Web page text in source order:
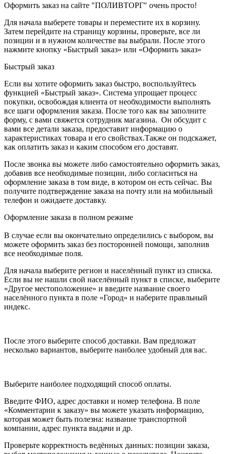
Оформить заказ на сайте "ПОЛИВТОРГ" очень просто!
Для начала выберете товары и переместите их в корзину.
Затем перейдите на страницу корзины, проверьте, все ли
позиции и в нужном количестве вы выбрали. После этого
нажмите кнопку «Быстрый заказ» или «Оформить заказ»
Быстрый заказ
Если вы хотите оформить заказ быстро, воспользуйтесь
функцией «Быстрый заказ». Система упрощает процесс
покупки, освобождая клиента от необходимости выполнять
все шаги оформления заказа. После того как вы заполните
форму, с вами свяжется сотрудник магазина. Он обсудит с
вами все детали заказа, предоставит информацию о
характеристиках товара и его свойствах.Также он подскажет,
как оплатить заказ и каким способом его доставят.
После звонка вы можете либо самостоятельно оформить заказ,
добавив все необходимые позиции, либо согласиться на
оформление заказа в том виде, в котором он есть сейчас. Вы
получите подтверждение заказа на почту или на мобильный
телефон и ожидаете доставку.
Оформление заказа в полном режиме
В случае если вы окончательно определились с выбором, вы
можете оформить заказ без посторонней помощи, заполнив
все необходимые поля.
Для начала выберите регион и населённый пункт из списка.
Если вы не нашли свой населённый пункт в списке, выберите
«Другое местоположение» и введите название своего
населённого пункта в поле «Город» и наберите правльный
индекс.
После этого выберите способ доставки. Вам предложат
несколько вариантов, выберите наиболее удобный для вас.
Выберите наиболее подходящий способ оплаты.
Введите ФИО, адрес доставки и номер телефона. В поле
«Комментарии к заказу» вы можете указать информацию,
которая может быть полезна: название транспортной
компании, адрес пункта выдачи и др.
Проверьте корректность ведённых данных: позиции заказа,